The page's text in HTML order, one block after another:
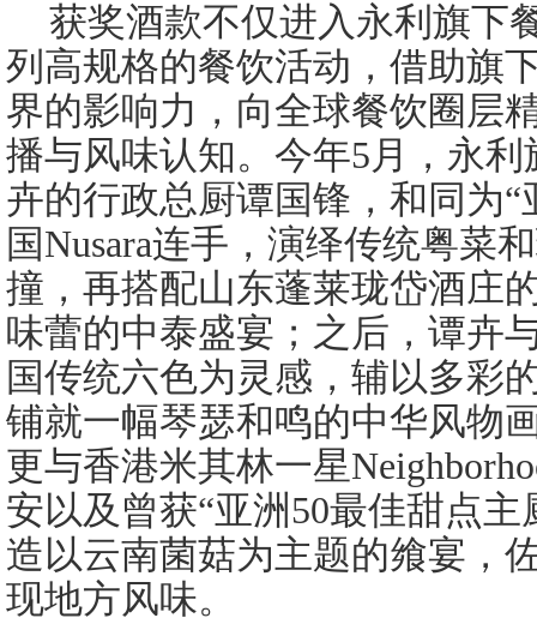
获奖酒款不仅进入永利旗下
列高规格的餐饮活动，借助旗
界的影响力，向全球餐饮圈层
播与风味认知。今年5月，永
卉的行政总厨谭国锋，和同为“
国Nusara连手，演绎传统粤菜
撞，再搭配山东蓬莱珑岱酒庄
味蕾的中泰盛宴；之后，谭卉
国传统六色为灵感，辅以多彩
铺就一幅琴瑟和鸣的中华风物
更与香港米其林一星
安以及曾获“亚洲50最佳甜点
造以云南菌菇为主题的飨宴，
现地方风味。